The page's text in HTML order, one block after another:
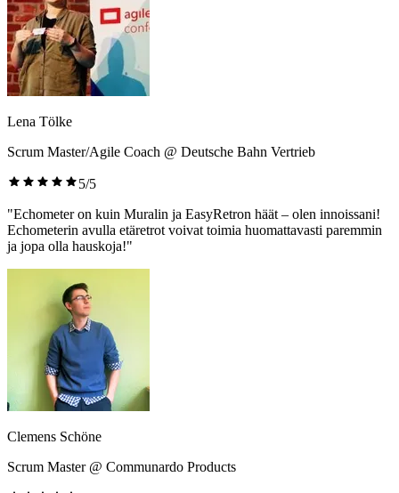
Lena Tölke
Scrum Master/Agile Coach @ Deutsche Bahn Vertrieb
5/5
"Echometer on kuin Muralin ja EasyRetron häät – olen innoissani!
Echometerin avulla etäretrot voivat toimia huomattavasti paremmin
ja jopa olla hauskoja!"
Clemens Schöne
Scrum Master @ Communardo Products